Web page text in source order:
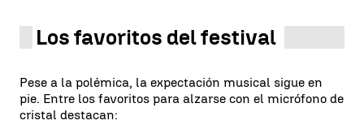
Los favoritos del festival
Pese a la polémica, la expectación musical sigue en
pie. Entre los favoritos para alzarse con el micrófono de
cristal destacan: